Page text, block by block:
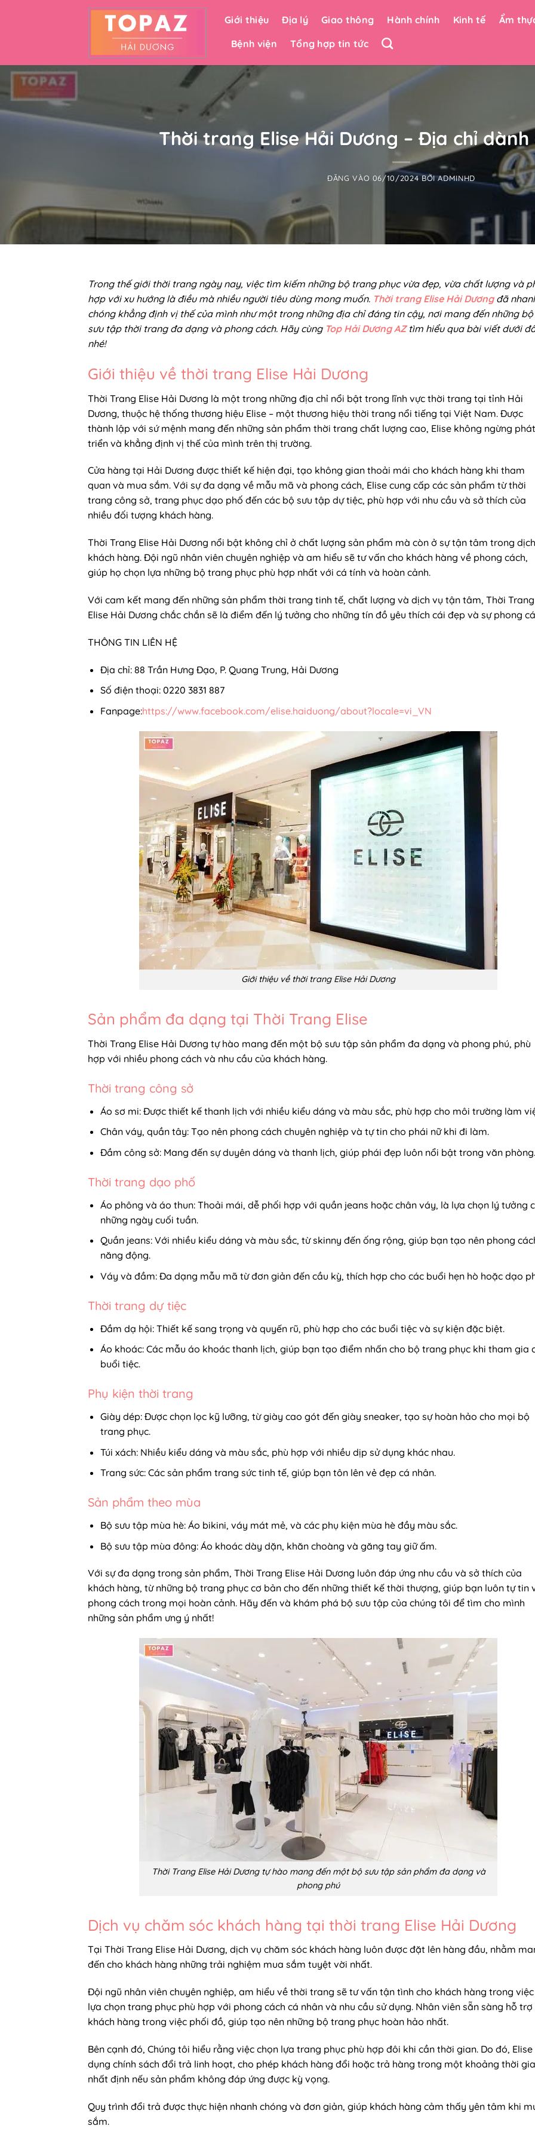
Giới thiệu Địa lý Giao thông Hành chính Kinh tế Ẩm
Bệnh viện
Tổng hợp tin tức
Thời trang Elise Hải Dương – Địa chỉ
ĐĂNG VÀO 06/10/2024 BỞIADMINHD
Trong thế giới thời trang ngày nay, việc tìm kiếm những bộ trang phục vừa đẹp, vừa chất lượng và
hợp với xu hướng là điều mà nhiều người tiêu dùng mong muốn. Thời trang Elise Hải Dương đã
chóng khẳng định vị thế của mình như một trong những địa chỉ đáng tin cậy, nơi mang đến những bộ
sưu tập thời trang đa dạng và phong cách. Hãy cùng Top Hải Dương AZtìm hiểu qua bài viết dưới
nhé!
Giới thiệu về thời trang Elise Hải Dương
Thời Trang Elise Hải Dương là một trong những địa chỉ nổi bật trong lĩnh vực thời trang tại tỉnh Hải
Dương, thuộc hệ thống thương hiệu Elise – một thương hiệu thời trang nổi tiếng tại Việt Nam. Được
thành lập với sứ mệnh mang đến những sản phẩm thời trang chất lượng cao, Elise không ngừng phát
triển và khẳng định vị thế của mình trên thị trường.
Cửa hàng tại Hải Dương được thiết kế hiện đại, tạo không gian thoải mái cho khách hàng khi tham
quan và mua sắm. Với sự đa dạng về mẫu mã và phong cách, Elise cung cấp các sản phẩm từ thời
trang công sở, trang phục dạo phố đến các bộ sưu tập dự tiệc, phù hợp với nhu cầu và sở thích của
nhiều đối tượng khách hàng.
Thời Trang Elise Hải Dương nổi bật không chỉ ở chất lượng sản phẩm mà còn ở sự tận tâm trong
khách hàng. Đội ngũ nhân viên chuyên nghiệp và am hiểu sẽ tư vấn cho khách hàng về phong cách,
giúp họ chọn lựa những bộ trang phục phù hợp nhất với cá tính và hoàn cảnh.
Với cam kết mang đến những sản phẩm thời trang tinh tế, chất lượng và dịch vụ tận tâm, Thời Trang
Elise Hải Dương chắc chắn sẽ là điểm đến lý tưởng cho những tín đồ yêu thích cái đẹp và sự phong
THÔNG TIN LIÊN HỆ
Địa chỉ: 88 Trần Hưng Đạo, P. Quang Trung, Hải Dương
Số điện thoại: 0220 3831 887
Fanpage:https://www.facebook.com/elise.haiduong/about?locale=vi_VN
Giới thiệu về thời trang Elise Hải Dương
Sản phẩm đa dạng tại Thời Trang Elise
Thời Trang Elise Hải Dương tự hào mang đến một bộ sưu tập sản phẩm đa dạng và phong phú, phù
hợp với nhiều phong cách và nhu cầu của khách hàng.
Thời trang công sở
Áo sơ mi: Được thiết kế thanh lịch với nhiều kiểu dáng và màu sắc, phù hợp cho môi trường làm
Chân váy, quần tây: Tạo nên phong cách chuyên nghiệp và tự tin cho phái nữ khi đi làm.
Đầm công sở: Mang đến sự duyên dáng và thanh lịch, giúp phái đẹp luôn nổi bật trong văn phòng.
Thời trang dạo phố
Áo phông và áo thun: Thoải mái, dễ phối hợp với quần jeans hoặc chân váy, là lựa chọn lý tưởng
những ngày cuối tuần.
Quần jeans: Với nhiều kiểu dáng và màu sắc, từ skinny đến ống rộng, giúp bạn tạo nên phong
năng động.
Váy và đầm: Đa dạng mẫu mã từ đơn giản đến cầu kỳ, thích hợp cho các buổi hẹn hò hoặc dạo
Thời trang dự tiệc
Đầm dạ hội: Thiết kế sang trọng và quyến rũ, phù hợp cho các buổi tiệc và sự kiện đặc biệt.
Áo khoác: Các mẫu áo khoác thanh lịch, giúp bạn tạo điểm nhấn cho bộ trang phục khi tham gia
buổi tiệc.
Phụ kiện thời trang
Giày dép: Được chọn lọc kỹ lưỡng, từ giày cao gót đến giày sneaker, tạo sự hoàn hảo cho mọi bộ
trang phục.
Túi xách: Nhiều kiểu dáng và màu sắc, phù hợp với nhiều dịp sử dụng khác nhau.
Trang sức: Các sản phẩm trang sức tinh tế, giúp bạn tôn lên vẻ đẹp cá nhân.
Sản phẩm theo mùa
Bộ sưu tập mùa hè: Áo bikini, váy mát mẻ, và các phụ kiện mùa hè đầy màu sắc.
Bộ sưu tập mùa đông: Áo khoác dày dặn, khăn choàng và găng tay giữ ấm.
Với sự đa dạng trong sản phẩm, Thời Trang Elise Hải Dương luôn đáp ứng nhu cầu và sở thích của
khách hàng, từ những bộ trang phục cơ bản cho đến những thiết kế thời thượng, giúp bạn luôn tự tin
phong cách trong mọi hoàn cảnh. Hãy đến và khám phá bộ sưu tập của chúng tôi để tìm cho mình
những sản phẩm ưng ý nhất!
Thời Trang Elise Hải Dương tự hào mang đến một bộ sưu tập sản phẩm đa dạng và
phong phú
Dịch vụ chăm sóc khách hàng tại thời trang Elise Hải Dương
Tại Thời Trang Elise Hải Dương, dịch vụ chăm sóc khách hàng luôn được đặt lên hàng đầu, nhằm
đến cho khách hàng những trải nghiệm mua sắm tuyệt vời nhất.
Đội ngũ nhân viên chuyên nghiệp, am hiểu về thời trang sẽ tư vấn tận tình cho khách hàng trong việc
lựa chọn trang phục phù hợp với phong cách cá nhân và nhu cầu sử dụng. Nhân viên sẵn sàng hỗ trợ
khách hàng trong việc phối đồ, giúp tạo nên những bộ trang phục hoàn hảo nhất.
Bên cạnh đó, Chúng tôi hiểu rằng việc chọn lựa trang phục phù hợp đôi khi cần thời gian. Do đó, Elise
dụng chính sách đổi trả linh hoạt, cho phép khách hàng đổi hoặc trả hàng trong một khoảng thời
nhất định nếu sản phẩm không đáp ứng được kỳ vọng.
Quy trình đổi trả được thực hiện nhanh chóng và đơn giản, giúp khách hàng cảm thấy yên tâm khi
sắm.